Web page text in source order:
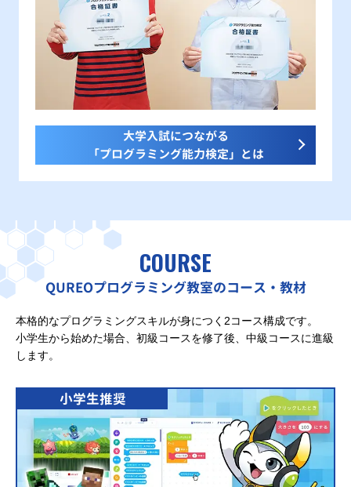
大学入試につながる
「プログラミング能力検定」とは
COURSE
QUREOプログラミング教室のコース・教材
本格的なプログラミングスキルが身につく2コース構成です。
小学生から始めた場合、初級コースを修了後、中級コースに進級
します。
小学生推奨